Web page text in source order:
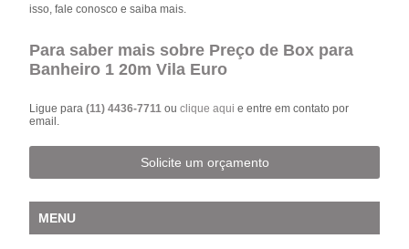
isso, fale conosco e saiba mais.
Para saber mais sobre Preço de Box para
Banheiro 1 20m Vila Euro
Ligue para(11) 4436-7711ouclique aqui e entre em contato por
email.
Solicite um orçamento
MENU